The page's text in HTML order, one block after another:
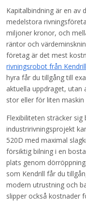
Kapitalbindning är en av
medelstora
miljoner kronor, och
räntor och
företag är det mest
rivningsrobot från Kendrill
hyra får du tillgång till
aktuella uppdraget,
stor eller för liten
Flexibiliteten sträcker
industririvningsprojekt
520D med maximal
försiktig bilning i en
plats genom
som Kendrill får du
modern utrustning och
slipper också kostnader